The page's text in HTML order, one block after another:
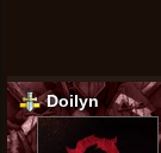
Doilyn